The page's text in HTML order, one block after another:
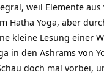
weil Elemente
Hatha Yoga, aber
kleine Lesung einer
in den Ashrams von
doch mal vorbei,